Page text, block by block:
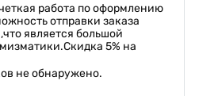
работа по оформлению
отправки заказа
является большой
5% на
не обнаружено.